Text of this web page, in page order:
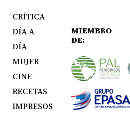
CRÍTICA
DÍA A
DÍA
MUJER
CINE
RECETAS
IMPRESOS
MIEMBRO
DE: